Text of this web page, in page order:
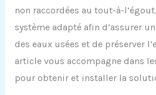
non raccordées au tout-à-
système adapté afin d’assurer
des eaux usées et de préserver
article vous accompagne dans
pour obtenir et installer la